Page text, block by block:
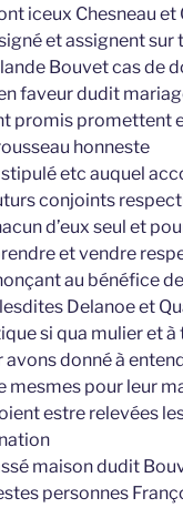
iceux Chesneau
et assignent sur
Bouvet cas de
faveur dudit
promis promettent
honneste
etc auquel
conjoints
d’eux seul et
et vendre
au bénéfice
Delanoe et
si qua mulier et
avons donné à
mesmes pour leur
estre relevées
maison dudit
personnes